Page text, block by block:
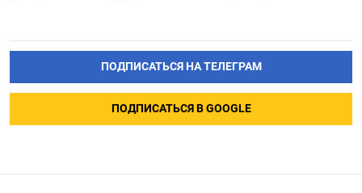
ПОДПИСАТЬСЯ НА ТЕЛЕГРАМ
ПОДПИСАТЬСЯ В GOOGLE